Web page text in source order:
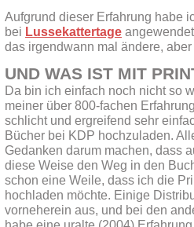
Aufgrund dieser Erfahrung habe
bei Lussekattertage
das irgendwann mal ändere,
UND WAS IST MIT
Da bin ich einfach noch nicht so
meiner über 800-fachen
schlicht und ergreifend sehr
Bücher bei KDP hochzuladen.
Gedanken darum machen, dass
diese Weise den Weg in den
schon eine Weile, dass ich die
hochladen möchte. Einige
vorneherein aus, und bei den